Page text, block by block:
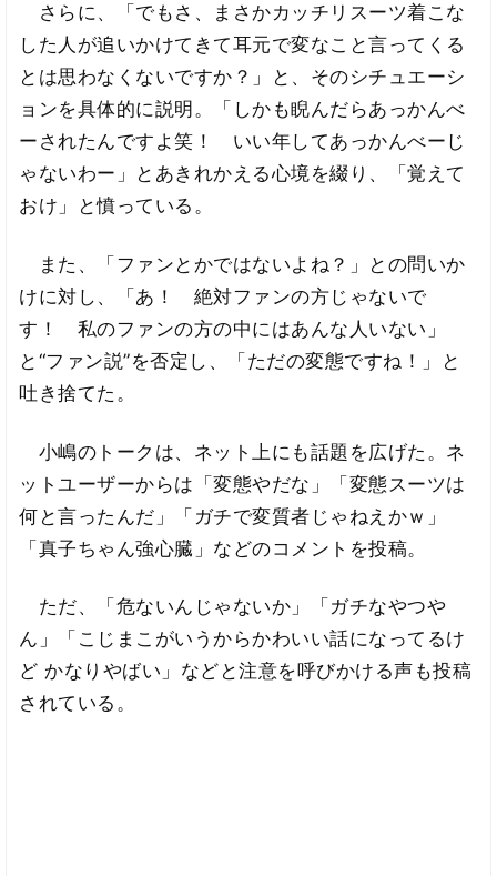
さらに、「でもさ、まさかカッチリスーツ着こな
した人が追いかけてきて耳元で変なこと言ってくる
とは思わなくないですか？」と、そのシチュエーシ
ョンを具体的に説明。「しかも睨んだらあっかんべ
ーされたんですよ笑！ いい年してあっかんべーじ
ゃないわー」とあきれかえる心境を綴り、「覚えて
おけ」と憤っている。
また、「ファンとかではないよね？」との問いか
けに対し、「あ！ 絶対ファンの方じゃないで
す！ 私のファンの方の中にはあんな人いない」
と“ファン説”を否定し、「ただの変態ですね！」と
吐き捨てた。
小嶋のトークは、ネット上にも話題を広げた。ネ
ットユーザーからは「変態やだな」「変態スーツは
何と言ったんだ」「ガチで変質者じゃねえかｗ」
「真子ちゃん強心臓」などのコメントを投稿。
ただ、「危ないんじゃないか」「ガチなやつや
ん」「こじまこがいうからかわいい話になってるけ
ど かなりやばい」などと注意を呼びかける声も投稿
されている。